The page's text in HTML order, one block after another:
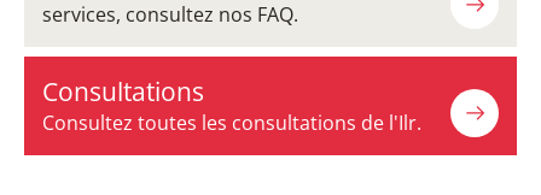
services, consultez nos FAQ.
Consultations
Consultez toutes les consultations de l'Ilr.